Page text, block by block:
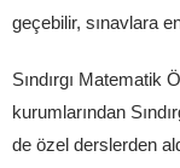
geçebilir, sınavlara
Sındırgı Matematik
kurumlarından
de özel derslerden